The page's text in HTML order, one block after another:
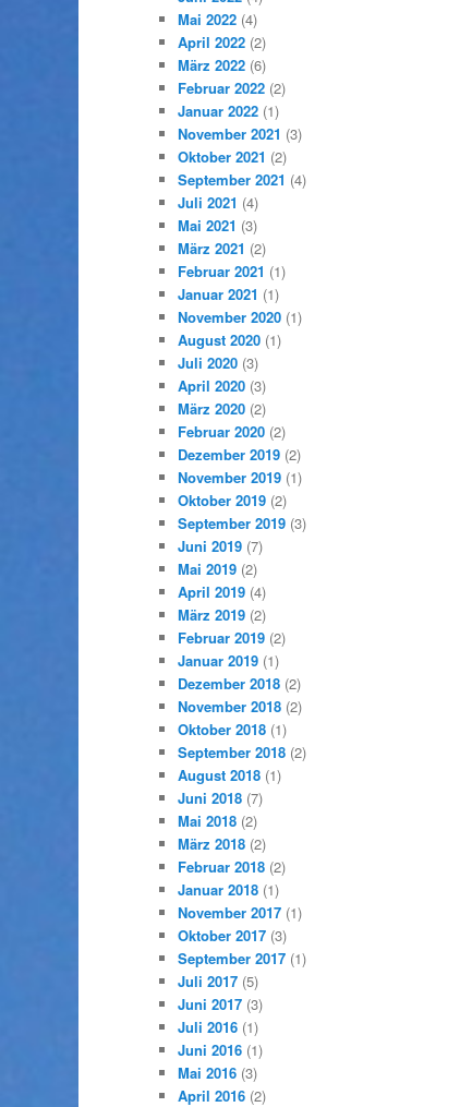
Mai 2022 (4)
April 2022 (2)
März 2022 (6)
Februar 2022 (2)
Januar 2022 (1)
November 2021 (3)
Oktober 2021 (2)
September 2021 (4)
Juli 2021 (4)
Mai 2021 (3)
März 2021 (2)
Februar 2021 (1)
Januar 2021 (1)
November 2020 (1)
August 2020 (1)
Juli 2020 (3)
April 2020 (3)
März 2020 (2)
Februar 2020 (2)
Dezember 2019 (2)
November 2019 (1)
Oktober 2019 (2)
September 2019 (3)
Juni 2019 (7)
Mai 2019 (2)
April 2019 (4)
März 2019 (2)
Februar 2019 (2)
Januar 2019 (1)
Dezember 2018 (2)
November 2018 (2)
Oktober 2018 (1)
September 2018 (2)
August 2018 (1)
Juni 2018 (7)
Mai 2018 (2)
März 2018 (2)
Februar 2018 (2)
Januar 2018 (1)
November 2017 (1)
Oktober 2017 (3)
September 2017 (1)
Juli 2017 (5)
Juni 2017 (3)
Juli 2016 (1)
Juni 2016 (1)
Mai 2016 (3)
April 2016 (2)